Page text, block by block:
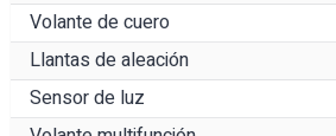
Volante de cuero
Llantas de aleación
Sensor de luz